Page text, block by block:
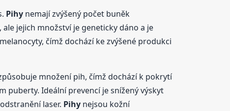
Pihynemají zvýšený počet buněk
jejich množství je geneticky dáno a je
čímž dochází ke zvýšené produkci
množení pih, čímž dochází k pokrytí
puberty. Ideální prevencí je snížený výskyt
laser. Pihynejsou kožní